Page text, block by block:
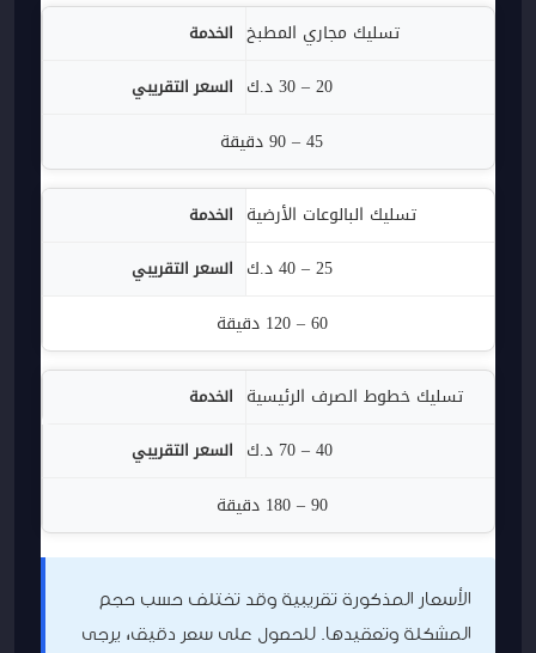
تسليك مجاري المطبخ
20 – 30 د.ك
45 – 90 دقيقة
تسليك البالوعات الأرضية
25 – 40 د.ك
60 – 120 دقيقة
تسليك خطوط الصرف الرئيسية
40 – 70 د.ك
90 – 180 دقيقة
الأسعار المذكورة تقريبية وقد تختلف حسب حجم
المشكلة وتعقيدها. للحصول على سعر دقيق، يرجى